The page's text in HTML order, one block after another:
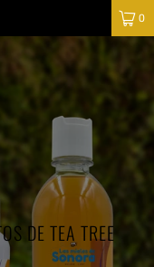
0
DE TEA TREE